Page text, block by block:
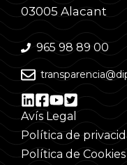
03005 Alacant
965 98 89 00
Avís Legal
Política de
Política de Cookies